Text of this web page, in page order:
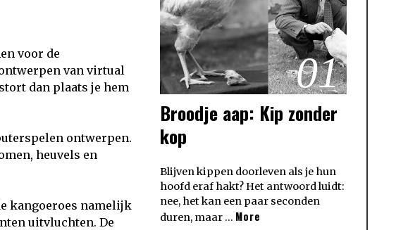
voor de
van virtual
dan plaats je hem
ontwerpen.
heuvels en
kangoeroes namelijk
uitvluchten. De
01
Broodje aap: Kip zonder
kop
Blijven kippen doorleven als je hun
hoofd eraf hakt? Het antwoord luidt:
nee, het kan een paar seconden
duren, maar … More